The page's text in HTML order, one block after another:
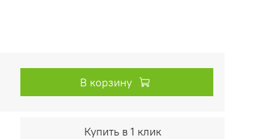
В корзину
Купить в 1 клик